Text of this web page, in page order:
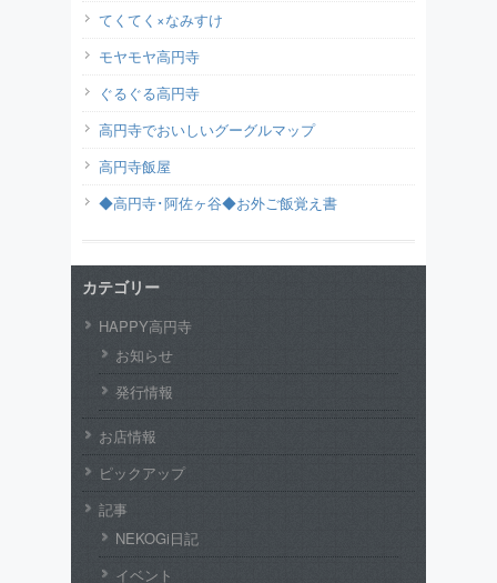
てくてく×なみすけ
モヤモヤ高円寺
ぐるぐる高円寺
高円寺でおいしいグーグルマップ
高円寺飯屋
◆高円寺･阿佐ヶ谷◆お外ご飯覚え書
カテゴリー
HAPPY高円寺
お知らせ
発行情報
お店情報
ピックアップ
記事
NEKOGi日記
イベント